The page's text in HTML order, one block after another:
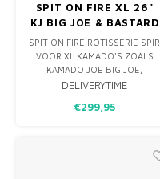
SPIT ON FIRE XL 26"
KJ BIG JOE & BASTARD
XL
SPIT ON FIRE ROTISSERIE SPIR
VOOR XL KAMADO'S ZOALS
KAMADO JOE BIG JOE,
BASTARD XL. EEN KWALITATIEF
VOOR JE BBQ, GEMAKT IN NL
DELIVERYTIME
€299,95